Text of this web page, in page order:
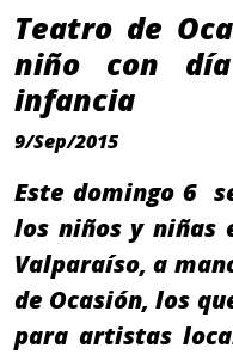
Teatro de
niño con
infancia
9/Sep/2015
Este domingo 6
los niños y niñas
Valparaíso, a
de Ocasión, los
para artistas